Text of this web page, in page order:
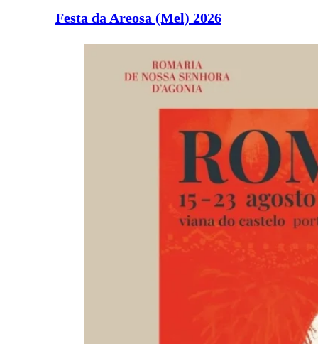
Festa da Areosa (Mel) 2026